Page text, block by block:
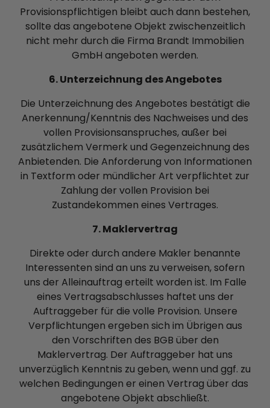
Provisionspflichtigen bleibt auch dann bestehen,
sollte das angebotene Objekt zwischenzeitlich
nicht mehr durch die Firma Brandt Immobilien
GmbH angeboten werden.
6. Unterzeichnung des Angebotes
Die Unterzeichnung des Angebotes bestätigt die
Anerkennung/Kenntnis des Nachweises und des
vollen Provisionsanspruches, außer bei
zusätzlichem Vermerk und Gegenzeichnung des
Anbietenden. Die Anforderung von Informationen
in Textform oder mündlicher Art verpflichtet zur
Zahlung der vollen Provision bei
Zustandekommen eines Vertrages.
7. Maklervertrag
Direkte oder durch andere Makler benannte
Interessenten sind an uns zu verweisen, sofern
uns der Alleinauftrag erteilt worden ist. Im Falle
eines Vertragsabschlusses haftet uns der
Auftraggeber für die volle Provision. Unsere
Verpflichtungen ergeben sich im Übrigen aus
den Vorschriften des BGB über den
Maklervertrag. Der Auftraggeber hat uns
unverzüglich Kenntnis zu geben, wenn und ggf. zu
welchen Bedingungen er einen Vertrag über das
angebotene Objekt abschließt.